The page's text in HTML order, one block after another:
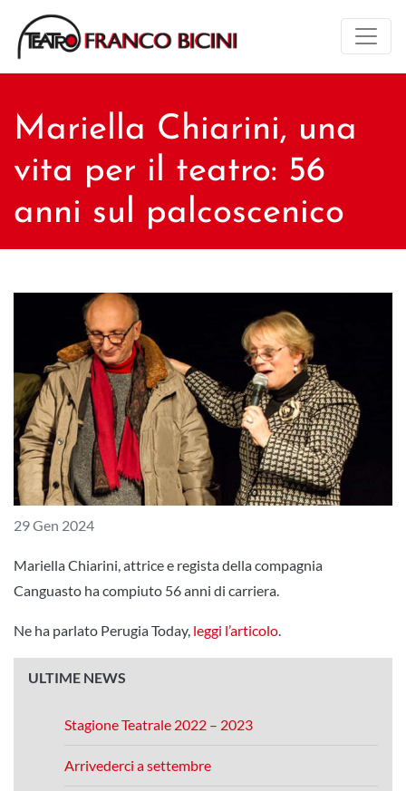
Mariella Chiarini, una
vita per il teatro: 56
anni sul palcoscenico
29 Gen 2024
Mariella Chiarini, attrice e regista della compagnia
Canguasto ha compiuto 56 anni di carriera.
Ne ha parlato Perugia Today, leggi l’articolo
ULTIME NEWS
Stagione Teatrale 2022 – 2023
Arrivederci a settembre